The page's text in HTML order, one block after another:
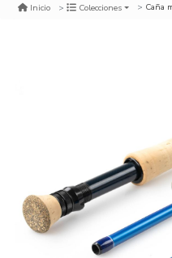
Inicio Colecciones Caña